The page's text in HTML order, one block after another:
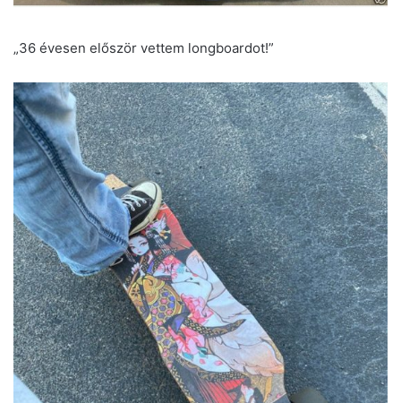
„36 évesen először vettem longboardot!”